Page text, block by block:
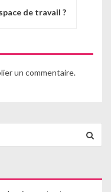
de travail ?
un commentaire.